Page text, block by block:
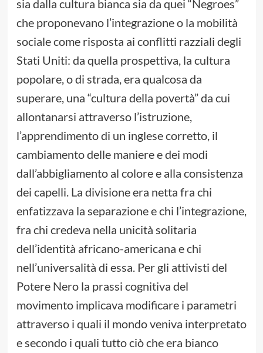
sia dalla cultura bianca sia da quei “Negroes”
che proponevano l’integrazione o la mobilità
sociale come risposta ai conflitti razziali degli
Stati Uniti: da quella prospettiva, la cultura
popolare, o di strada, era qualcosa da
superare, una “cultura della povertà” da cui
allontanarsi attraverso l’istruzione,
l’apprendimento di un inglese corretto, il
cambiamento delle maniere e dei modi
dall’abbigliamento al colore e alla consistenza
dei capelli. La divisione era netta fra chi
enfatizzava la separazione e chi l’integrazione,
fra chi credeva nella unicità solitaria
dell’identità africano-americana e chi
nell’universalità di essa. Per gli attivisti del
Potere Nero la prassi cognitiva del
movimento implicava modificare i parametri
attraverso i quali il mondo veniva interpretato
e secondo i quali tutto ciò che era bianco